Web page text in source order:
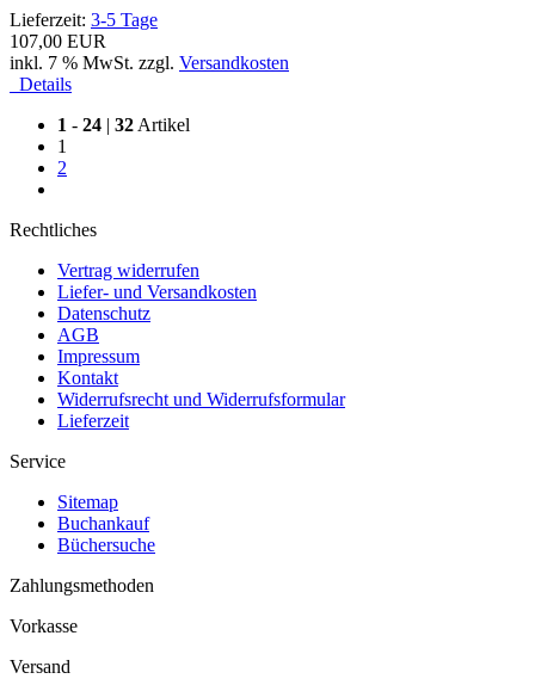
Lieferzeit: 3-5 Tage
107,00 EUR
inkl. 7 % MwSt. zzgl. Versandkosten
Details
1 - 24 | 32 Artikel
1
2
Rechtliches
Vertrag widerrufen
Liefer- und Versandkosten
Datenschutz
AGB
Impressum
Kontakt
Widerrufsrecht und Widerrufsformular
Lieferzeit
Service
Sitemap
Buchankauf
Büchersuche
Zahlungsmethoden
Vorkasse
Versand